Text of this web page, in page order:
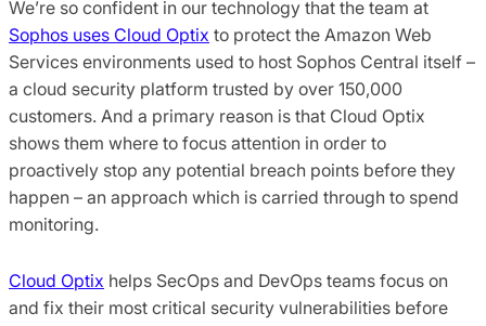
We’re so confident in our technology that the team at
Sophos uses Cloud Optix to protect the Amazon Web
Services environments used to host Sophos Central itself –
a cloud security platform trusted by over 150,000
customers. And a primary reason is that Cloud Optix
shows them where to focus attention in order to
proactively stop any potential breach points before they
happen – an approach which is carried through to spend
monitoring.
Cloud Optix helps SecOps and DevOps teams focus on
and fix their most critical security vulnerabilities before